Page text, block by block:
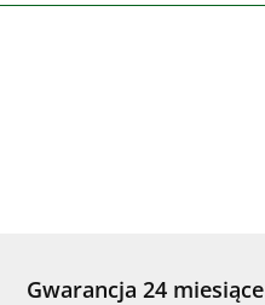
Gwarancja 24 miesiące